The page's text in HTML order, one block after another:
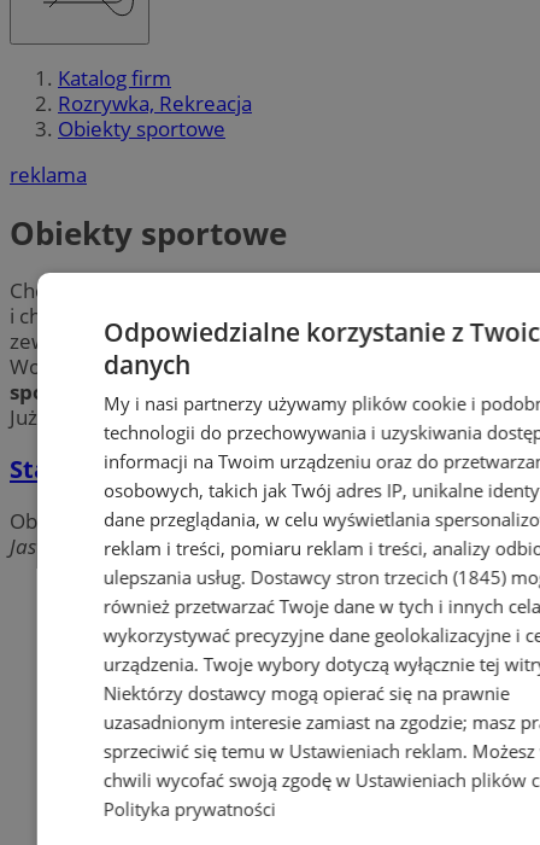
Katalog firm
Rozrywka, Rekreacja
Obiekty sportowe
reklama
Obiekty sportowe
Chcesz być bardziej aktywny? Ostatnio mniej się ruszać
i chciałbyś to zmienić? Jest zima i nie możesz ćwiczyć na
zewnątrz? Sprawdźobiekty sportowew mieście
Wodzisław. Dowiedz się więcej o krytych
sportowych w Wodzisławiu takich jak hale, czy boiska.
Już dziś zacznij dbać o swoje zdrowie i swoją sylwetkę!
Stadion Blazy
Obiekty sportowe
Jastrzębska, 44-304 Wodzisław Śląski
Dodaj firmę
Pozostałe firmy w kategorii
reklama
Tworzenie stron www -
Wodzisław Śląski
Odpowiedzialne korzystanie z
danych
My i nasi partnerzy używamy plików cookie i
technologii do przechowywania i uzyskiwania
informacji na Twoim urządzeniu oraz do
osobowych, takich jak Twój adres IP, unikalne
dane przeglądania, w celu wyświetlania
reklam i treści, pomiaru reklam i treści, analizy
ulepszania usług. Dostawcy stron trzecich (1845)
również przetwarzać Twoje dane w tych i innych
wykorzystywać precyzyjne dane geolokalizacyjne i
urządzenia. Twoje wybory dotyczą wyłącznie tej
Niektórzy dostawcy mogą opierać się na prawnie
uzasadnionym interesie zamiast na zgodzie; masz
sprzeciwić się temu w Ustawieniach reklam.
chwili wycofać swoją zgodę w Ustawieniach plików
Polityka prywatności